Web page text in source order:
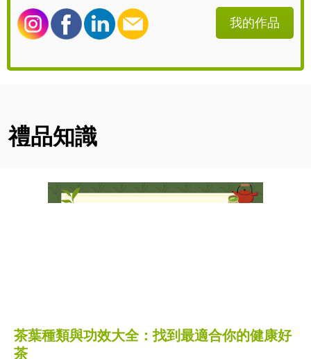
我的作品
禮品知識
茶葉種類與功效大全：找到最適合你的健康好
茶